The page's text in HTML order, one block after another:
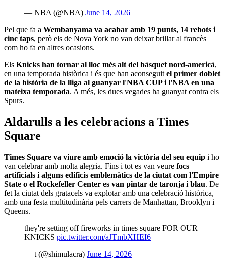
— NBA (@NBA) June 14, 2026
Pel que fa a Wembanyama va acabar amb 19 punts, 14 rebots i
cinc taps, però els de Nova York no van deixar brillar al francès
com ho fa en altres ocasions.
Els Knicks han tornar al lloc més alt del bàsquet nord-americà,
en una temporada històrica i és que han aconseguit el primer doblet
de la història de la lliga al guanyar l'NBA CUP i l'NBA en una
mateixa temporada. A més, les dues vegades ha guanyat contra els
Spurs.
Aldarulls a les celebracions a Times
Square
Times Square va viure amb emoció la victòria del seu equip i ho
van celebrar amb molta alegria. Fins i tot es van veure focs
artificials i alguns edificis emblemàtics de la ciutat com l'Empire
State o el Rockefeller Center es van pintar de taronja i blau. De
fet la ciutat dels gratacels va explotar amb una celebració històrica,
amb una festa multitudinària pels carrers de Manhattan, Brooklyn i
Queens.
they're setting off fireworks in times square FOR OUR
KNICKS pic.twitter.com/aJTmbXHEI6
— t (@shimulacra) June 14, 2026